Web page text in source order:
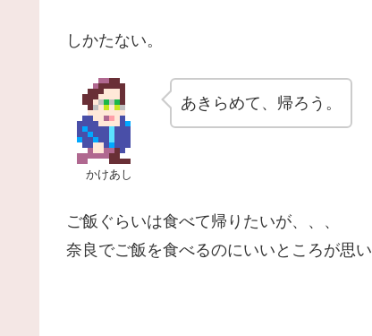
しかたない。
かけあし
あきらめて、帰ろう。
ご飯ぐらいは食べて帰りたいが、、、
奈良でご飯を食べるのにいいところが思い